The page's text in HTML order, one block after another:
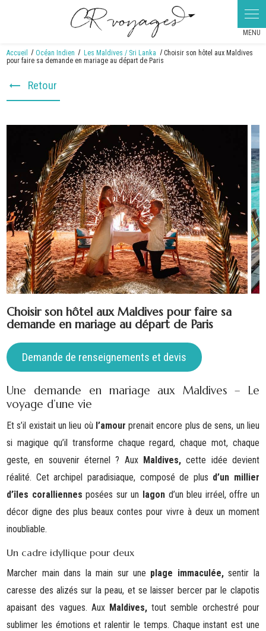
Accueil Océan Indien Les Maldives / Sri Lanka
Choisir son hôtel aux Maldives
pour faire sa demande en mariage au départ de Paris
Retour
Choisir son hôtel aux Maldives pour faire sa
demande en mariage au départ de Paris
Demande de renseignements et devis
Une demande en mariage aux Maldives – Le
voyage d’une vie
Et s’il existait un lieu où l’amour prenait encore plus de sens, un lieu
si magique qu’il transforme chaque regard, chaque mot, chaque
geste, en souvenir éternel ? Aux Maldives,cette idée devient
réalité. Cet archipel paradisiaque, composé de plus d’un millier
d’îles coralliennes posées sur un lagon d’un bleu irréel, offre un
décor digne des plus beaux contes pour vivre à deux un moment
inoubliable.
Un cadre idyllique pour deux
Marcher main dans la main sur une plage immaculée,sentir la
caresse des alizés sur la peau, et se laisser bercer par le clapotis
apaisant des vagues. Aux Maldives, tout semble orchestré pour
sublimer les émotions et ralentir le temps. Chaque instant est une
Panneau de gestion des cookies